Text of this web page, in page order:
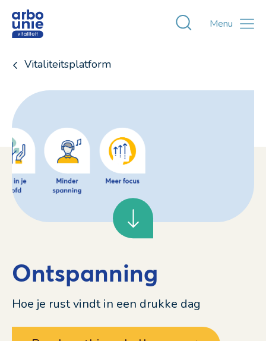
Toggle
Menu
Vitaliteitsplatform
Ontspanning
Hoe je rust vindt in een drukke dag